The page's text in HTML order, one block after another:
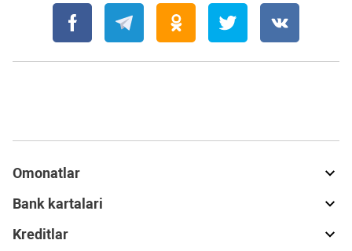
Omonatlar
Bank kartalari
Kreditlar